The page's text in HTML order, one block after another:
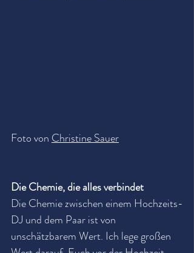
Foto von Christine Sauer
Die Chemie, die alles verbindet
Die Chemie zwischen einem Hochzeits-
DJ und dem Paar ist von
unschätzbarem Wert. Ich lege großen